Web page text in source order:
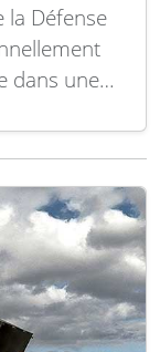
la Défense
dans une
européenne